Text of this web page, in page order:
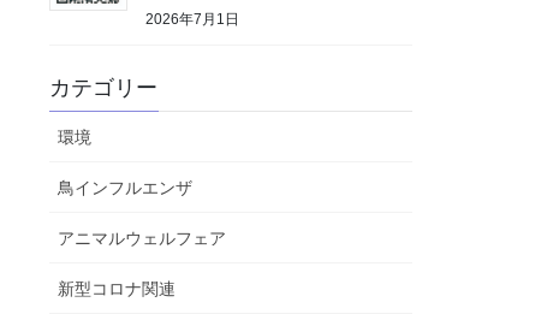
2026年7月1日
カテゴリー
環境
鳥インフルエンザ
アニマルウェルフェア
新型コロナ関連